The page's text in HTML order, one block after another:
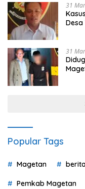
31
Desa
31
Popular Tags
Magetan
Pemkab Magetan